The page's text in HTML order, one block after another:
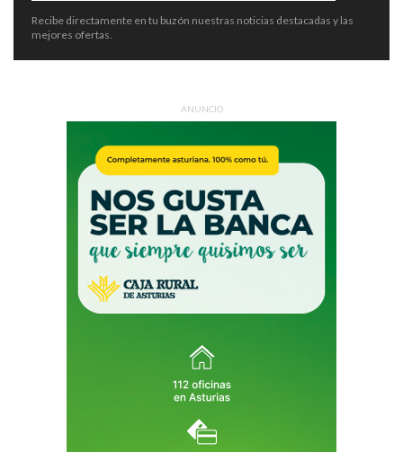
Recibe directamente en tu buzón nuestras noticias destacadas y las
mejores ofertas.
ANUNCIO